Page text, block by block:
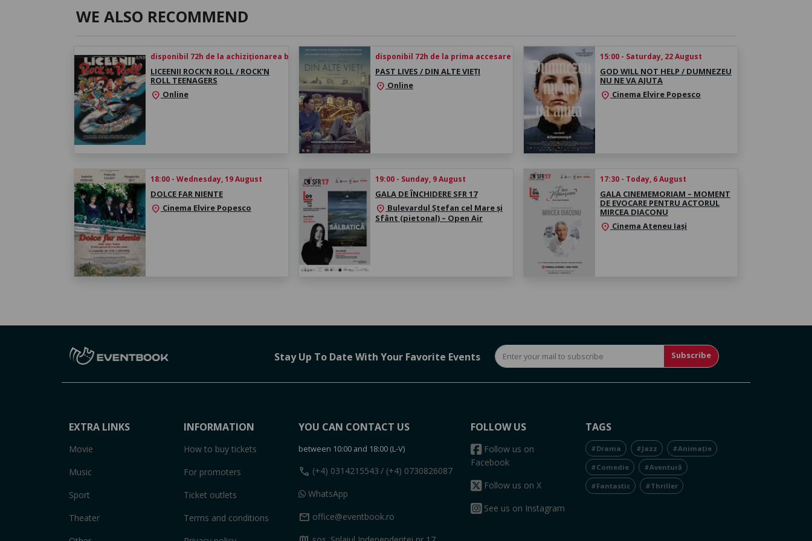
WE ALSO RECOMMEND
disponibil 72h de la achiziționarea biletului
LICEENII ROCK'N ROLL / ROCK'N
ROLL TEENAGERS
location_on Online
disponibil 72h de la prima accesare
PAST LIVES / DIN ALTE VIEȚI
location_on Online
15:00 - Saturday, 22 August
GOD WILL NOT HELP / DUMNEZEU
NU NE VA AJUTA
location_on Cinema Elvire Popesco
18:00 - Wednesday, 19 August
DOLCE FAR NIENTE
location_on Cinema Elvire Popesco
19:00 - Sunday, 9 August
GALA DE ÎNCHIDERE SFR 17
location_on Bulevardul Ștefan cel Mare și
Sfânt (pietonal) – Open Air
17:30 - Today, 6 August
GALA CINEMEMORIAM – MOMENT
DE EVOCARE PENTRU ACTORUL
MIRCEA DIACONU
location_on Cinema Ateneu Iași
Stay Up To Date With Your Favorite Events Subscribe
EXTRA LINKS
Movie
Music
Sport
Theater
INFORMATION
How to buy tickets
For promoters
Ticket outlets
Terms and conditions
YOU CAN CONTACT US
between 10:00 and 18:00 (L-V)
call (+4) 0314215543 / (+4) 0730826087
WhatsApp
mail office@eventbook.ro
FOLLOW US
Follow us on
Facebook
Follow us on X
See us on Instagram
TAGS
#Drama #Jazz #Animație
#Comedie #Aventură
#Fantastic #Thriller